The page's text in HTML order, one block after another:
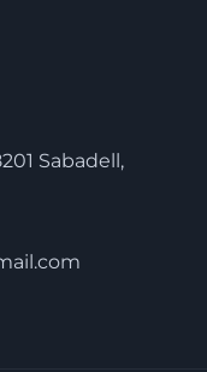
Sabadell,